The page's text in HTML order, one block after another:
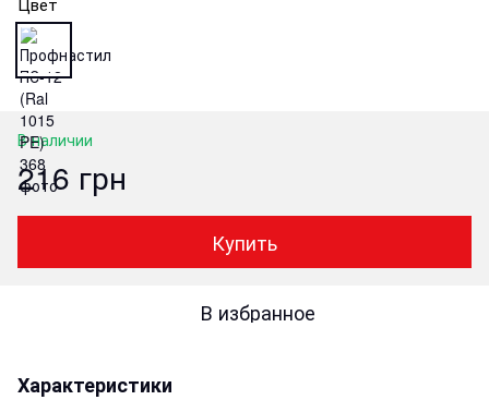
В наличии
216 грн
Купить
В избранное
Характеристики